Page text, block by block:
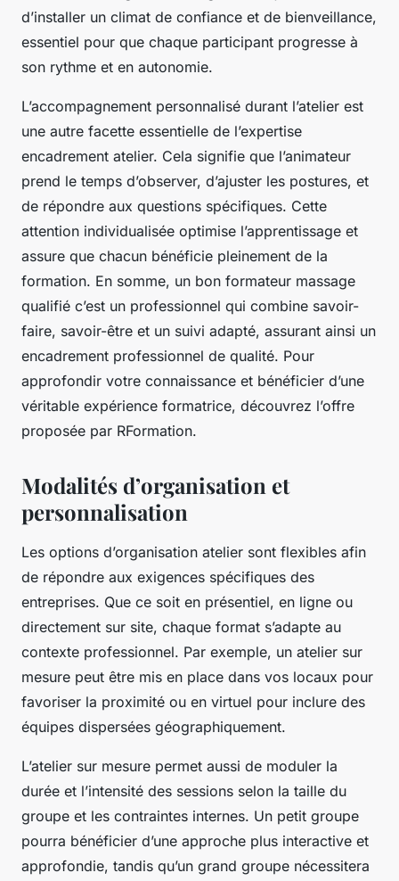
d’installer un climat de confiance et de bienveillance,
essentiel pour que chaque participant progresse à
son rythme et en autonomie.
L’accompagnement personnalisé durant l’atelier est
une autre facette essentielle de l’expertise
encadrement atelier. Cela signifie que l’animateur
prend le temps d’observer, d’ajuster les postures, et
de répondre aux questions spécifiques. Cette
attention individualisée optimise l’apprentissage et
assure que chacun bénéficie pleinement de la
formation. En somme, un bon formateur massage
qualifié c’est un professionnel qui combine savoir-
faire, savoir-être et un suivi adapté, assurant ainsi un
encadrement professionnel de qualité. Pour
approfondir votre connaissance et bénéficier d’une
véritable expérience formatrice, découvrez l’offre
proposée par RFormation.
Modalités d’organisation et
personnalisation
Les options d’organisation atelier sont flexibles afin
de répondre aux exigences spécifiques des
entreprises. Que ce soit en présentiel, en ligne ou
directement sur site, chaque format s’adapte au
contexte professionnel. Par exemple, un atelier sur
mesure peut être mis en place dans vos locaux pour
favoriser la proximité ou en virtuel pour inclure des
équipes dispersées géographiquement.
L’atelier sur mesure permet aussi de moduler la
durée et l’intensité des sessions selon la taille du
groupe et les contraintes internes. Un petit groupe
pourra bénéficier d’une approche plus interactive et
approfondie, tandis qu’un grand groupe nécessitera